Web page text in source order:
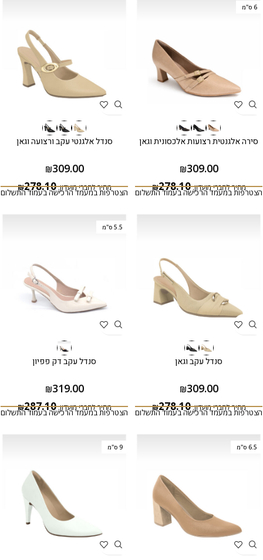
6 ס"מ
סירה אלגנטית רצועות אלכסונית וגאן
₪309.00
מחיר לחברי מועדון: ₪278.10
הצטרפות במעמד הרכישה בעמוד התשלום
סנדל אלגנטי עקב ורצועה וגאן
₪309.00
מחיר לחברי מועדון: ₪278.10
הצטרפות במעמד הרכישה בעמוד התשלום
סנדל עקב וגאן
₪309.00
מחיר לחברי מועדון: ₪278.10
הצטרפות במעמד הרכישה בעמוד התשלום
5.5 ס"מ
סנדל עקב דק פפיון
₪319.00
מחיר לחברי מועדון: ₪287.10
הצטרפות במעמד הרכישה בעמוד התשלום
6.5 ס"מ 9 ס"מ